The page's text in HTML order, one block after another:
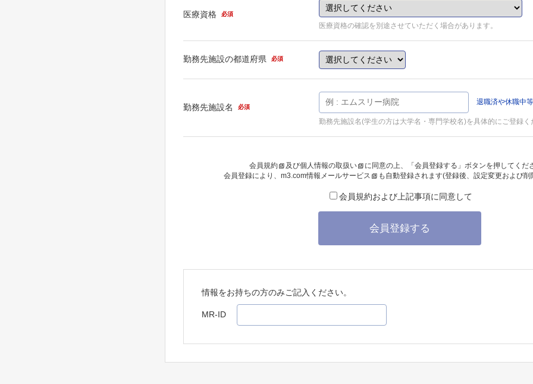
医療資格 必須
医療資格の確認を別途させていただく場合があります。
勤務先施設の都道府県 必須
勤務先施設名 必須
退職済や休職中
勤務先施設名(学生の方は大学名・専門学校名)を具体的にご登録く
会員規約 及び個人情報の取扱い
に同意の上、「会員登録する」ボタンを押してくだ
会員登録により、 m3.com情報メールサービス も自動登録されます(登録後、設定変更および
会員規約および上記事項に同意して
会員登録する
情報をお持ちの方のみご記入ください。
MR-ID